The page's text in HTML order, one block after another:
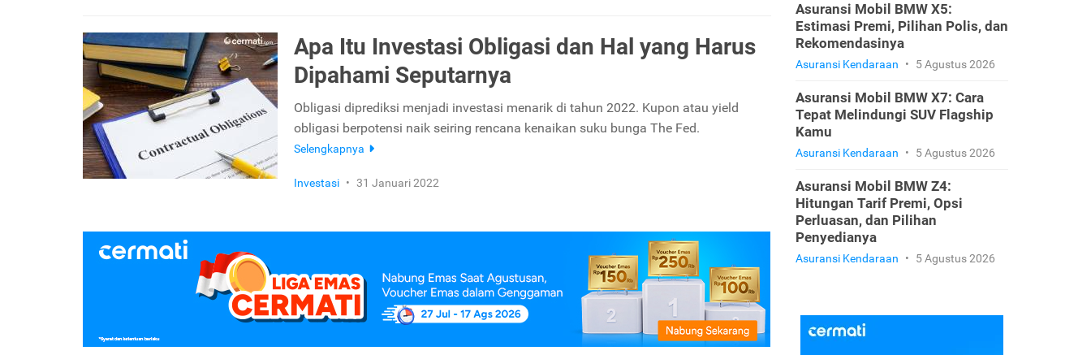
Apa Itu Investasi Obligasi dan Hal yang Harus
Dipahami Seputarnya
Obligasi diprediksi menjadi investasi menarik di tahun 2022. Kupon atau yield
obligasi berpotensi naik seiring rencana kenaikan suku bunga The Fed.
Selengkapnya
Investasi • 31 Januari 2022
Asuransi Mobil BMW X5:
Estimasi Premi, Pilihan Polis, dan
Rekomendasinya
Asuransi Kendaraan • 5 Agustus 2026
Asuransi Mobil BMW X7: Cara
Tepat Melindungi SUV Flagship
Kamu
Asuransi Kendaraan • 5 Agustus 2026
Asuransi Mobil BMW Z4:
Hitungan Tarif Premi, Opsi
Perluasan, dan Pilihan
Penyedianya
Asuransi Kendaraan • 5 Agustus 2026